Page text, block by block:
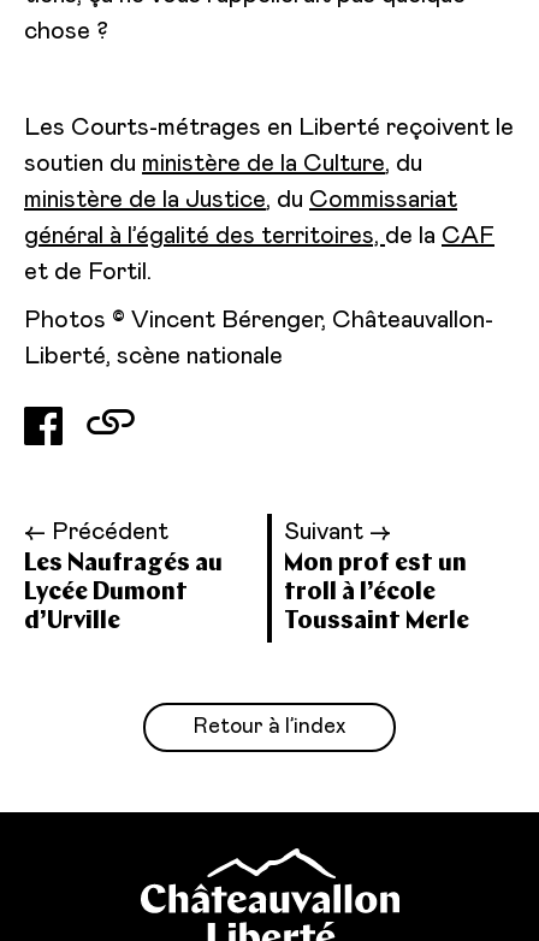
chose ?
Les Courts-métrages en Liberté reçoivent le
soutien du ministère de la Culture, du
ministère de la Justice, du Commissariat
général à l’égalité des territoires, de la CAF
et de Fortil .
Photos © Vincent Bérenger, Châteauvallon-
Liberté, scène nationale
← Précédent
Les Naufragés au
Lycée Dumont
d’Urville
Suivant →
Mon prof est un
troll à l’école
Toussaint Merle
Retour à l’index